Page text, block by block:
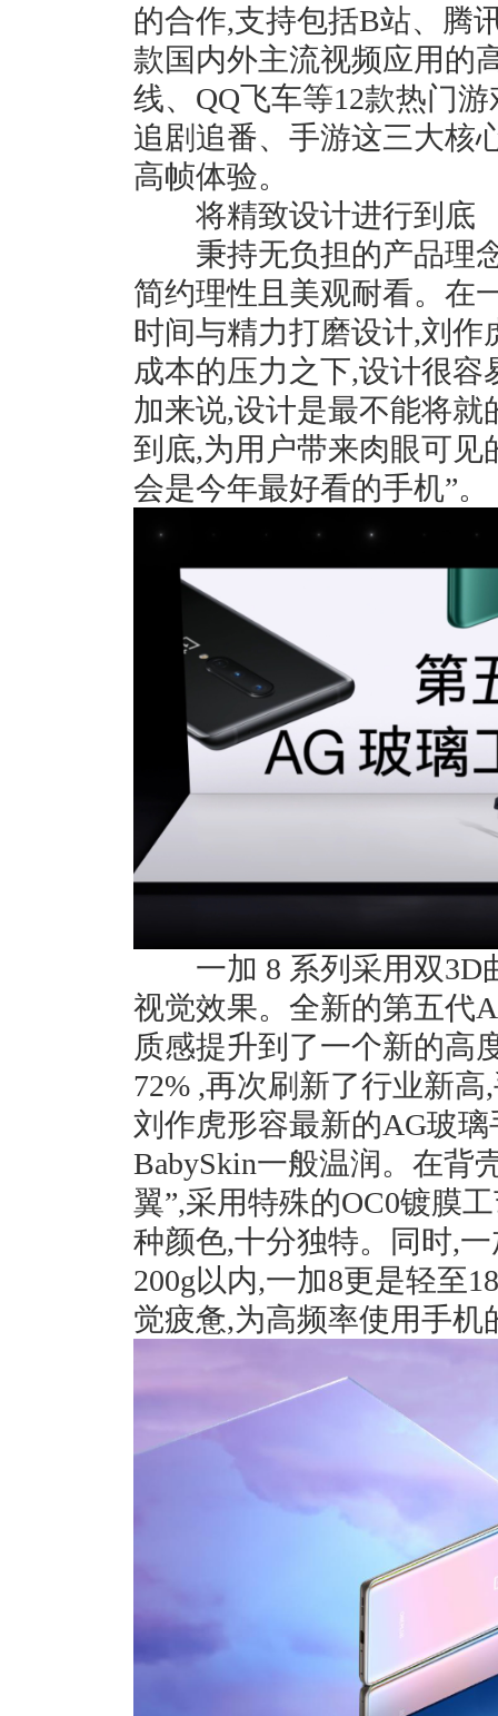
的合作,支持包括B站、腾
款国内外主流视频应用的
线、QQ飞车等12款热门
追剧追番、⼿游这三⼤核
高帧体验。
将精致设计进行到底
秉持无负担的产品理念
简约理性且美观耐看。在
时间与精力打磨设计,刘作
成本的压力之下,设计很
加来说,设计是最不能将就
到底,为用户带来肉眼可见
会是今年最好看的手机”。
一加 8 系列采用双3D
视觉效果。全新的第五代
质感提升到了一个新的高
72% ,再次刷新了行业新
刘作虎形容最新的AG玻
BabySkin一般温润。在背
翼”,采用特殊的OC0镀膜
种颜色,十分独特。同时,
200g以内,一加8更是轻至
觉疲惫,为高频率使用手